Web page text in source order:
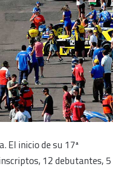
El inicio de su 17ª
12 debutantes, 5